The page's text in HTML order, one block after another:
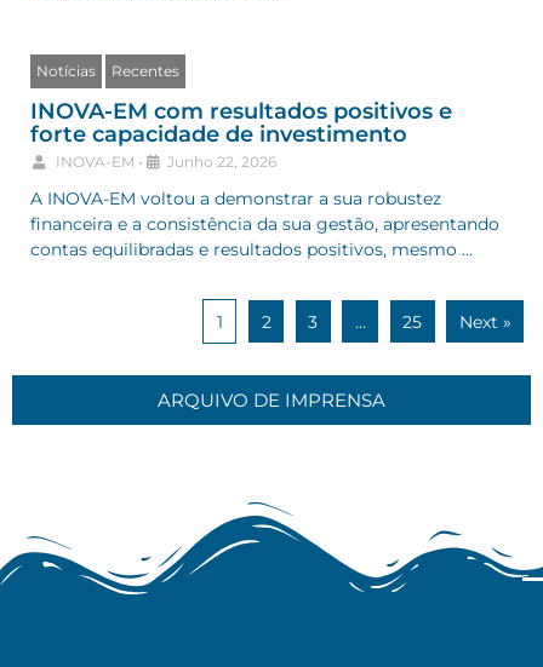
Notícias Recentes
INOVA-EM com resultados positivos e
forte capacidade de investimento
INOVA-EM • Junho 22, 2026
A INOVA-EM voltou a demonstrar a sua robustez
financeira e a consistência da sua gestão, apresentando
contas equilibradas e resultados positivos, mesmo …
1 2 3 … 25 Next »
ARQUIVO DE IMPRENSA